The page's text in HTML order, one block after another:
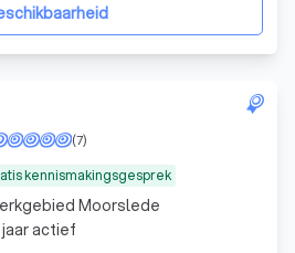
kennismakingsgesprek
(7)
Moorslede
jaar actief